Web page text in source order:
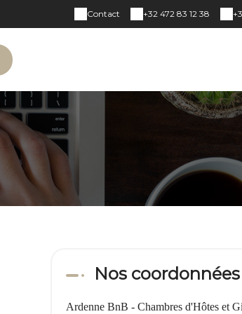
+32 472 83 12 38
Contact
Nos coordonnées
Ardenne BnB - Chambres d'Hôtes et